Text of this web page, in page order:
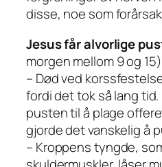
disse, noe som
Jesus får alvorlige
morgen mellom 9 og 15)
– Død ved
fordi det tok så lang
pusten til å plage
gjorde det vanskelig å
– Kroppens tyngde,